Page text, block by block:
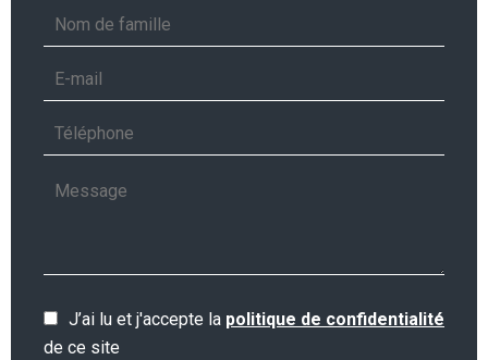
J’ai lu et j'accepte la politique de confidentialité
de ce site